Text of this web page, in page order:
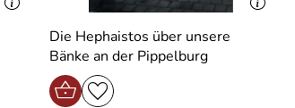
Die Hephaistos über unsere
Bänke an der Pippelburg